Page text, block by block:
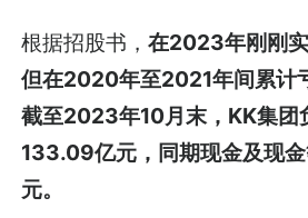
根据招股书，在2023年刚刚
但在2020年至2021年间累计
截至2023年10月末，KK集团
133.09亿元，同期现金及现
元。